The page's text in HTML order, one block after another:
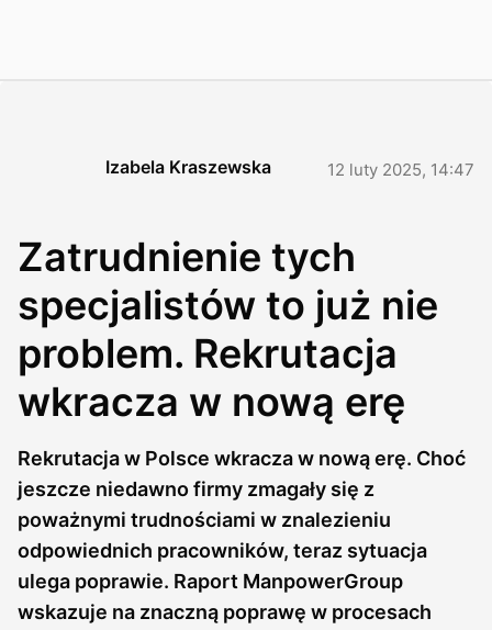
Izabela Kraszewska 12 luty 2025, 14:47
Zatrudnienie tych
specjalistów to już nie
problem. Rekrutacja
wkracza w nową erę
Rekrutacja w Polsce wkracza w nową erę. Choć
jeszcze niedawno firmy zmagały się z
poważnymi trudnościami w znalezieniu
odpowiednich pracowników, teraz sytuacja
ulega poprawie. Raport ManpowerGroup
wskazuje na znaczną poprawę w procesach